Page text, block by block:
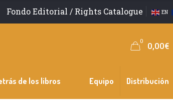
Fondo Editorial / Rights Catalogue EN
0 0,00€
de los libros Equipo Distribución